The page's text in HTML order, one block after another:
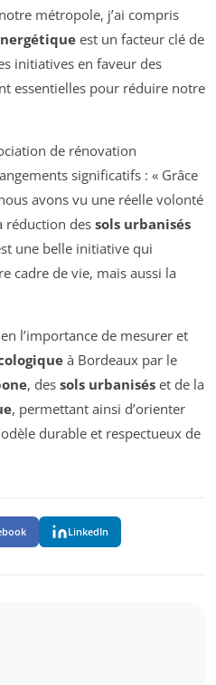
métropole, j’ai compris
est un facteur clé de
initiatives en faveur des
essentielles pour réduire notre
de rénovation
significatifs : « Grâce
avons vu une réelle volonté
réduction des sols urbanisés
une belle initiative qui
cadre de vie, mais aussi la
l’importance de mesurer et
à Bordeaux par le
, des sols urbanisés et de la
, permettant ainsi d’orienter
durable et respectueux de
LinkedIn